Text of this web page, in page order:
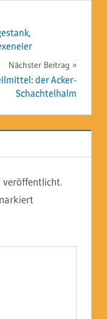
Nächster Beitrag
der Acker-
Schachtelhalm
veröffentlicht.